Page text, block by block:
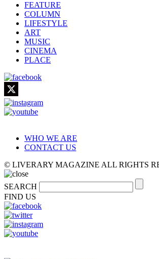
FEATURE
COLUMN
LIFESTYLE
ART
MUSIC
CINEMA
PLACE
WHO WE ARE
CONTACT US
© LIVERARY MAGAZINE ALL RIGHTS
SEARCH
FIND US